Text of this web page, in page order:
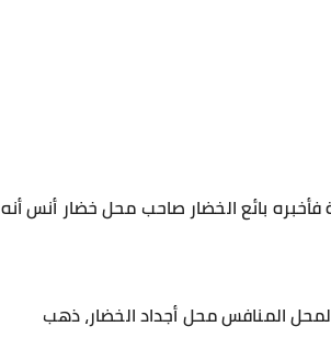
بائع الخضار صاحب محل خضار أنس أنه
المنافس محل أجداد الخضار، ذهب